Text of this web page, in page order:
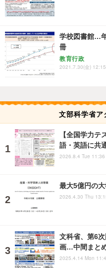
学校図書館…
冊
教育行政
2021.7.30(金) 12:15
文部科学省ア
【全国学力テ
語・英語に共
2026.8.4 Tue 11:36
最大5億円の
2026.4.30 Thu
文科省、第6
画…中間まと
2025.4.14 Mon